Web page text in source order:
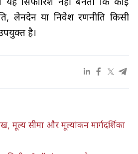
लेनदेन या निवेश रणनीति किसी
है।
मूल्य सीमा और मूल्यांकन मार्गदर्शिका